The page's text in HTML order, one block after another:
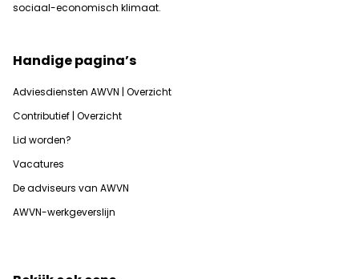
sociaal-economisch klimaat.
Handige pagina’s
Adviesdiensten AWVN | Overzicht
Contributief | Overzicht
Lid worden?
Vacatures
De adviseurs van AWVN
AWVN-werkgeverslijn